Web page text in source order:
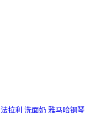
法拉利 洗面奶 雅马哈钢琴